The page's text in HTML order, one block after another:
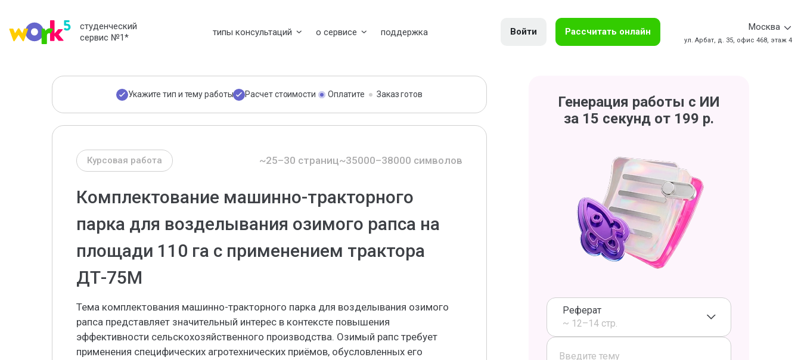
студенческий
сервис №1* типы консультаций о сервисе поддержка Войти Рассчитать онлайн Москва
ул. Арбат, д. 35, офис 468, этаж 4
Укажите тип и тему работы Расчет стоимости Оплатите Заказ готов
Курсовая работа ~25–30 страниц~35000–38000 символов
Комплектование машинно-тракторного
парка для возделывания озимого рапса на
площади 110 га с применением трактора
ДТ-75М
Тема комплектования машинно-тракторного парка для возделывания озимого
рапса представляет значительный интерес в контексте повышения
эффективности сельскохозяйственного производства. Озимый рапс требует
применения специфических агротехнических приёмов, обусловленных его
Генерация работы с ИИ
за 15 секунд от 199 р.
Реферат
~ 12–14 стр.